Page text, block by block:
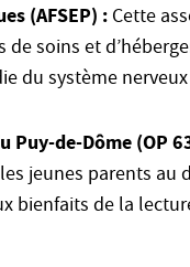
(AFSEP) : Cette
soins et
du système
de-Dôme (OP
jeunes parents
bienfaits de la